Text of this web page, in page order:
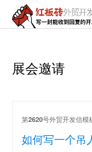
红
外
信
封
能
展会邀请
如何写一个吊
第2620号外贸开发信模